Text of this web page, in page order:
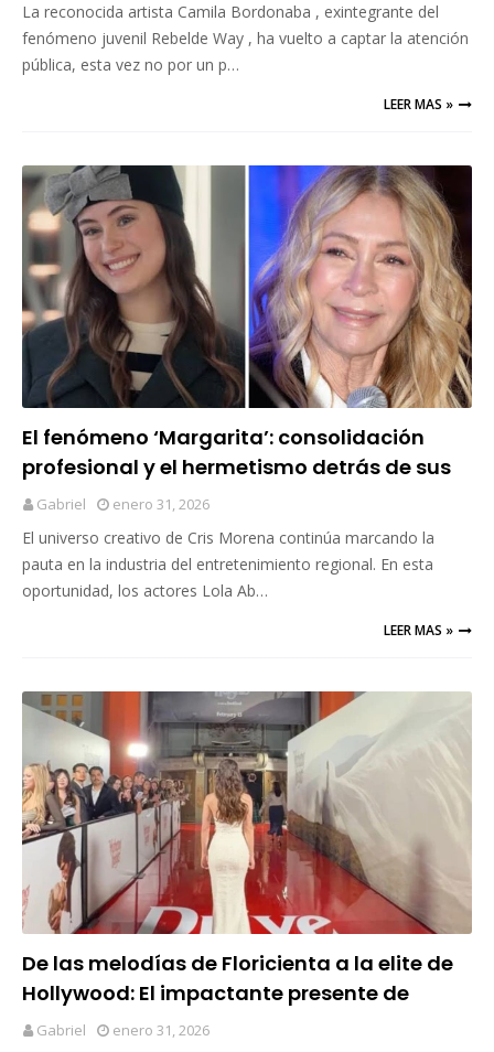
La reconocida artista Camila Bordonaba , exintegrante del
fenómeno juvenil Rebelde Way , ha vuelto a captar la atención
pública, esta vez no por un p…
LEER MAS »
El fenómeno ‘Margarita’: consolidación
profesional y el hermetismo detrás de sus
protagonistas
Gabriel enero 31, 2026
El universo creativo de Cris Morena continúa marcando la
pauta en la industria del entretenimiento regional. En esta
oportunidad, los actores Lola Ab…
LEER MAS »
De las melodías de Floricienta a la elite de
Hollywood: El impactante presente de
Agustina Palma
Gabriel enero 31, 2026